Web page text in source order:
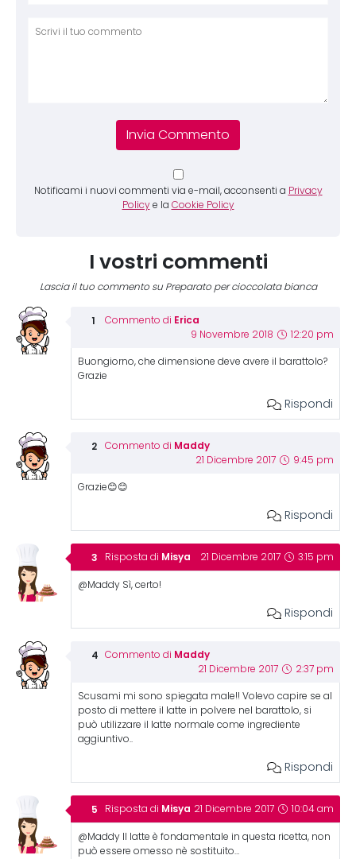
Notificami i nuovi commenti via e-mail, acconsenti a Privacy
Policy e la Cookie Policy
I vostri commenti
Lascia il tuo commento su Preparato per cioccolata bianca
Commento di Erica
9 Novembre 2018 12:20 pm
Buongiorno, che dimensione deve avere il barattolo?
Grazie
Rispondi
Commento di Maddy
21 Dicembre 2017 9:45 pm
Grazie😊😊
Rispondi
Risposta di Misya 21 Dicembre 2017 3:15 pm
@Maddy Sì, certo!
Rispondi
Commento di Maddy
21 Dicembre 2017 2:37 pm
Scusami mi sono spiegata male!! Volevo capire se al
posto di mettere il latte in polvere nel barattolo, si
può utilizzare il latte normale come ingrediente
aggiuntivo..
Rispondi
Risposta di Misya 21 Dicembre 2017 10:04 am
@Maddy Il latte è fondamentale in questa ricetta, non
può essere omesso nè sostituito…